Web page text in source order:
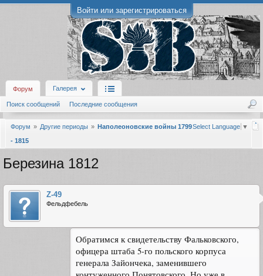
Войти или зарегистрироваться
Форум Галерея
Поиск сообщений Последние сообщения
Select Language ▼
Форум Другие периоды
Наполеоновские войны 1799
- 1815
Березина 1812
Z-49
Фельдфебель
Обратимся к свидетельству Фальковского,
офицера штаба 5-го польского корпуса
генерала Зайончека, заменившего